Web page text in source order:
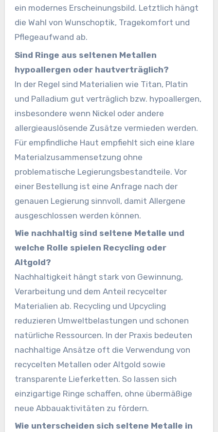
ein modernes Erscheinungsbild. Letztlich hängt
die Wahl von Wunschoptik, Tragekomfort und
Pflegeaufwand ab.
Sind Ringe aus seltenen Metallen
hypoallergen oder hautverträglich?
In der Regel sind Materialien wie Titan, Platin
und Palladium gut verträglich bzw. hypoallergen,
insbesondere wenn Nickel oder andere
allergieauslösende Zusätze vermieden werden.
Für empfindliche Haut empfiehlt sich eine klare
Materialzusammensetzung ohne
problematische Legierungsbestandteile. Vor
einer Bestellung ist eine Anfrage nach der
genauen Legierung sinnvoll, damit Allergene
ausgeschlossen werden können.
Wie nachhaltig sind seltene Metalle und
welche Rolle spielen Recycling oder
Altgold?
Nachhaltigkeit hängt stark von Gewinnung,
Verarbeitung und dem Anteil recycelter
Materialien ab. Recycling und Upcycling
reduzieren Umweltbelastungen und schonen
natürliche Ressourcen. In der Praxis bedeuten
nachhaltige Ansätze oft die Verwendung von
recycelten Metallen oder Altgold sowie
transparente Lieferketten. So lassen sich
einzigartige Ringe schaffen, ohne übermäßige
neue Abbauaktivitäten zu fördern.
Wie unterscheiden sich seltene Metalle in